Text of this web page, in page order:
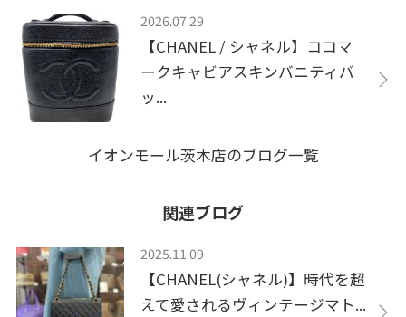
2026.07.29
【CHANEL / シャネル】ココマ
ークキャビアスキンバニティバ
ッ...
イオンモール茨木店のブログ一覧
関連ブログ
2025.11.09
【CHANEL(シャネル)】時代を超
えて愛されるヴィンテージマト...